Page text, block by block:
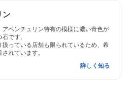
ン
アベンチュリン特有の模様に濃い青色が
です。
扱っている店舗も限られているため、希
れています。
詳しく知る